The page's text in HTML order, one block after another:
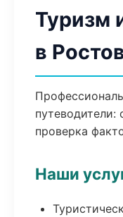
Туризм
в
путеводители:
проверка
Наши